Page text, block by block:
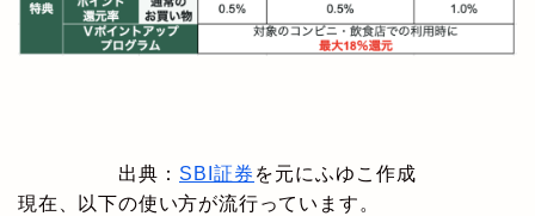
出典： SBI証券 を元にふゆこ作成
現在、以下の使い方が流行っています。